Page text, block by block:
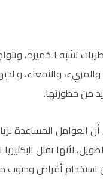
تشبه الخميرة،
والمريء، والأمعاء، و
من خطورتها.
أن العوامل المساعدة
لأنها تقتل
استخدام أقراص وحبوب